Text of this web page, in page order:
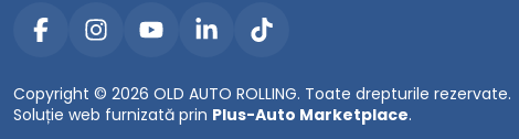
Copyright © 2026 OLD AUTO ROLLING. Toate drepturile rezervate.
Soluție web furnizată prin Plus-Auto Marketplace.